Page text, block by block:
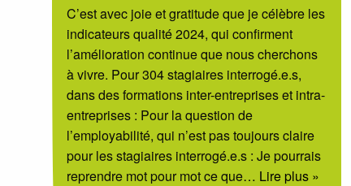
C’est avec joie et gratitude que je célèbre les
indicateurs qualité 2024, qui confirment
l’amélioration continue que nous cherchons
à vivre. Pour 304 stagiaires interrogé.e.s,
dans des formations inter-entreprises et intra-
entreprises : Pour la question de
l’employabilité, qui n’est pas toujours claire
pour les stagiaires interrogé.e.s : Je pourrais
reprendre mot pour mot ce que… Lire plus »